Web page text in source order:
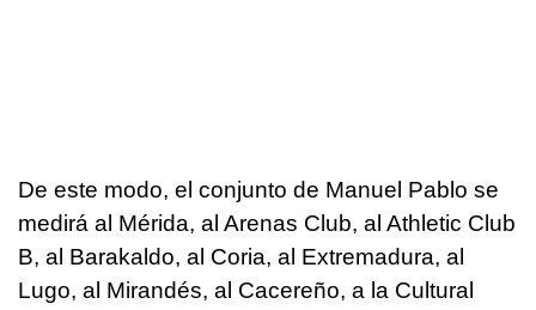
De este modo, el conjunto de Manuel Pablo se
medirá al Mérida, al Arenas Club, al Athletic Club
B, al Barakaldo, al Coria, al Extremadura, al
Lugo, al Mirandés, al Cacereño, a la Cultural